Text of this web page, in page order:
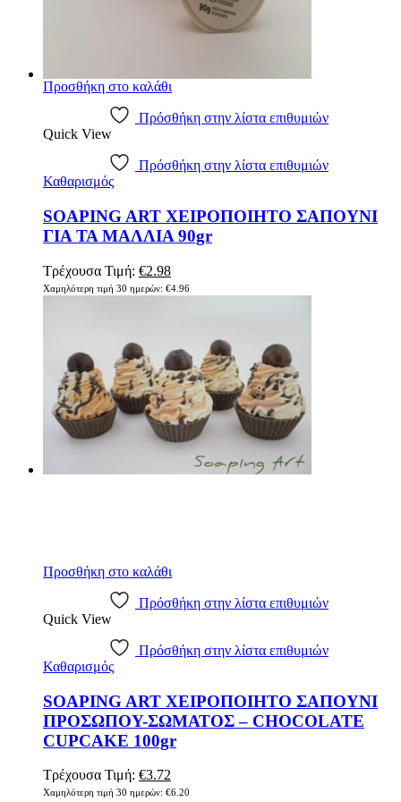
Προσθήκη στο καλάθι
Πρόσθήκη στην λίστα επιθυμιών
Quick View
Πρόσθήκη στην λίστα επιθυμιών
Καθαρισμός
SOAPING ART ΧΕΙΡΟΠΟΙΗΤΟ ΣΑΠΟΥΝΙ
ΓΙΑ ΤΑ ΜΑΛΛΙΑ 90gr
Τρέχουσα Τιμή: Original
price
€2.98Η
τρέχουσα
Χαμηλότερη τιμή 30 ημερών: €4.96
Προσθήκη στο καλάθι
Πρόσθήκη στην λίστα επιθυμιών
Quick View
Πρόσθήκη στην λίστα επιθυμιών
Καθαρισμός
SOAPING ART ΧΕΙΡΟΠΟΙΗΤΟ ΣΑΠΟΥΝΙ
ΠΡΟΣΩΠΟΥ-ΣΩΜΑΤΟΣ – CHOCOLATE
CUPCAKE 100gr
Τρέχουσα Τιμή: Original
price
€3.72
τρέχουσα
Χαμηλότερη τιμή 30 ημερών: €6.20